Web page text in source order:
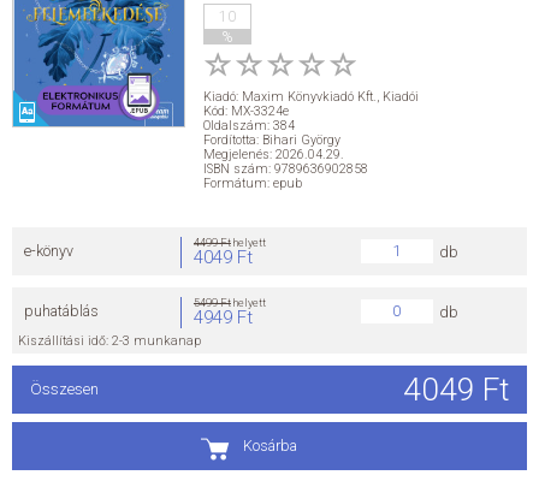
10
%
Kiadó: Maxim Könyvkiadó Kft., Kiadói
Kód: MX-3324e
Oldalszám: 384
Fordította: Bihari György
Megjelenés: 2026.04.29.
ISBN szám: 9789636902858
Formátum: epub
Kosárba
e-könyv 4499 Fthelyett
4049 Ft db
puhatáblás 5499 Fthelyett
4949 Ft db
Kiszállítási idő: 2-3 munkanap
Összesen 4049 Ft
DREAM KÖNYVEK
E-KÖNYVEK
HÍREK
ÁLTALÁNOS SZERZŐDÉSI FELTÉTELEK
ADATKEZELÉSI ÉS ADATVÉDELMI SZABÁLYZAT